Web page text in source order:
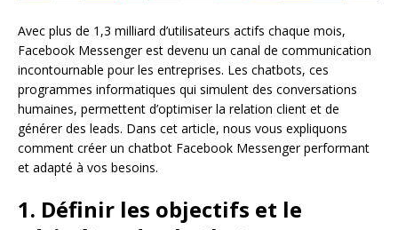
Avec plus de 1,3 milliard d’utilisateurs actifs chaque mois,
Facebook Messenger est devenu un canal de communication
incontournable pour les entreprises. Les chatbots, ces
programmes informatiques qui simulent des conversations
humaines, permettent d’optimiser la relation client et de
générer des leads. Dans cet article, nous vous expliquons
comment créer un chatbot Facebook Messenger performant
et adapté à vos besoins.
1. Définir les objectifs et le